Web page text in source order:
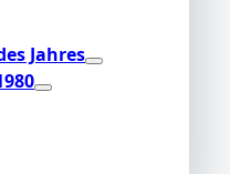
Jahres